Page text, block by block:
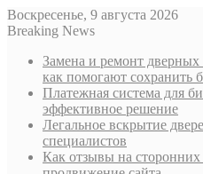
Воскресенье, 9 августа 2026
Breaking News
Замена и ремонт дверных
как помогают сохранить
Платежная система для
эффективное решение
Легальное вскрытие
специалистов
Как отзывы на